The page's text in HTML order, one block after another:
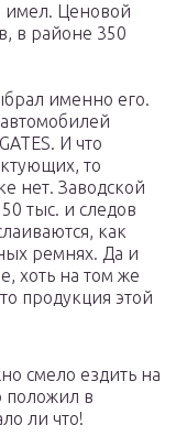
имел. Ценовой
в районе 350
именно его.
И что
то
нет. Заводской
тыс. и следов
как
ремнях. Да и
хоть на том же
продукция этой
смело ездить на
положил в
ли что!